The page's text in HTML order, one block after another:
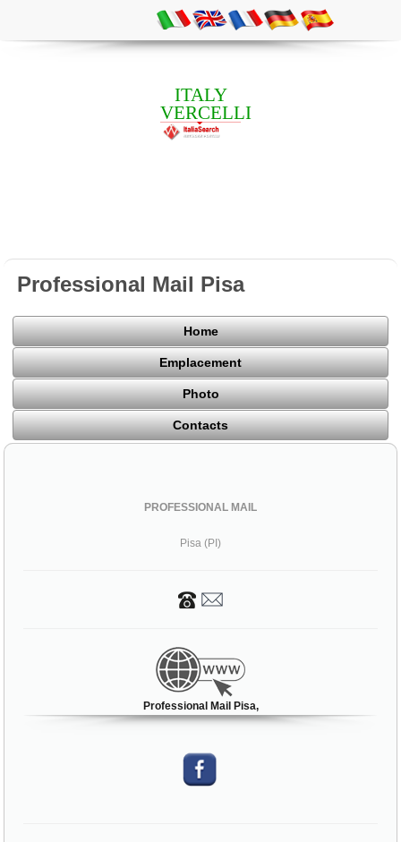
ITALY
VERCELLI
Professional Mail Pisa
Home
Emplacement
Photo
Contacts
PROFESSIONAL MAIL
Pisa (PI)
Professional Mail Pisa,